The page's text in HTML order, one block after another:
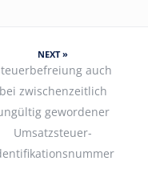
NEXT »
auch
bei zwischenzeitlich
gewordener
Umsatzsteuer-